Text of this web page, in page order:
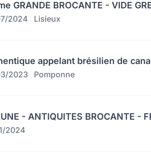
GRANDE BROCANTE - VIDE
2024 Lisieux
appelant brésilien de
2023 Pomponne
- ANTIQUITES BROCANTE -
2024